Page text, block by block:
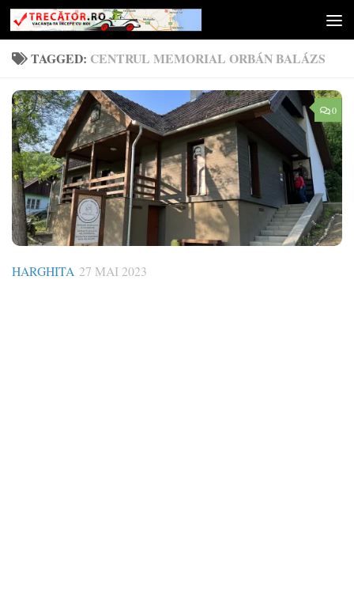
Skip to content
TAGGED: CENTRUL MEMORIAL ORBÁN BALÁZS
0
HARGHITA 27 MAI 2023